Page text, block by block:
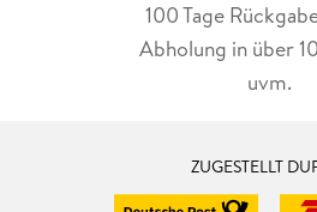
100 Tage
Abholung in über
uvm.
ZUGESTELLT